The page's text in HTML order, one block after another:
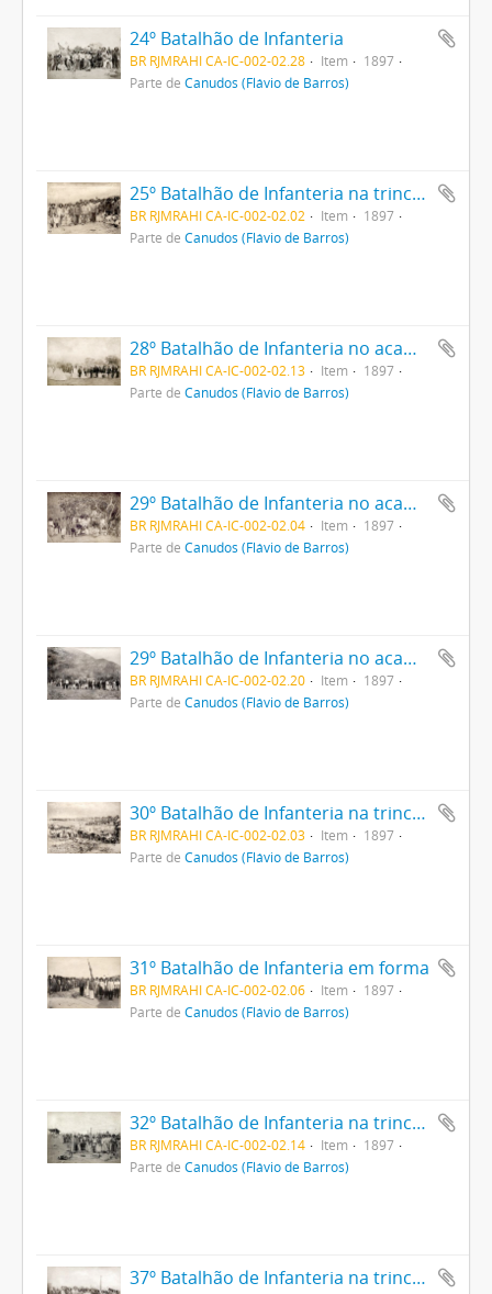
24º Batalhão de Infanteria
BR RJMRAHI CA-IC-002-02.28 Item
1897
Parte de Canudos (Flávio de Barros)
25º Batalhão de Infanteria na trincheira
BR RJMRAHI CA-IC-002-02.02 Item
1897
Parte de Canudos (Flávio de Barros)
28º Batalhão de Infanteria no acampamento
BR RJMRAHI CA-IC-002-02.13 Item
1897
Parte de Canudos (Flávio de Barros)
29º Batalhão de Infanteria no acampamento
BR RJMRAHI CA-IC-002-02.04 Item
1897
Parte de Canudos (Flávio de Barros)
29º Batalhão de Infanteria no acampamento
BR RJMRAHI CA-IC-002-02.20 Item
1897
Parte de Canudos (Flávio de Barros)
30º Batalhão de Infanteria na trincheira
BR RJMRAHI CA-IC-002-02.03 Item
1897
Parte de Canudos (Flávio de Barros)
31º Batalhão de Infanteria em forma
BR RJMRAHI CA-IC-002-02.06 Item
1897
Parte de Canudos (Flávio de Barros)
32º Batalhão de Infanteria na trincheira
BR RJMRAHI CA-IC-002-02.14 Item
1897
Parte de Canudos (Flávio de Barros)
37º Batalhão de Infanteria na trincheira